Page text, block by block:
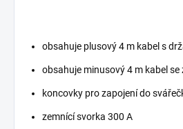
obsahuje plusový 4 m kabel s
obsahuje minusový 4 m kabel se
koncovky pro zapojení do
zemnící svorka 300 A